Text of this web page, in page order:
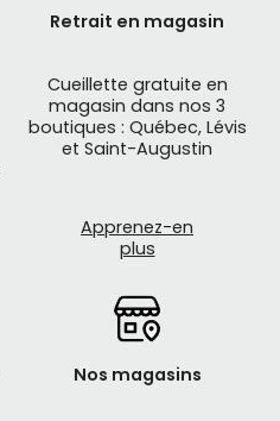
Retrait en magasin
Cueillette gratuite en
magasin dans nos 3
boutiques : Québec, Lévis
et Saint-Augustin
Apprenez-en
plus
Nos magasins